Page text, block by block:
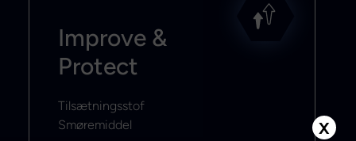
Improve &
Protect
Tilsætningsstof
Smøremiddel
X